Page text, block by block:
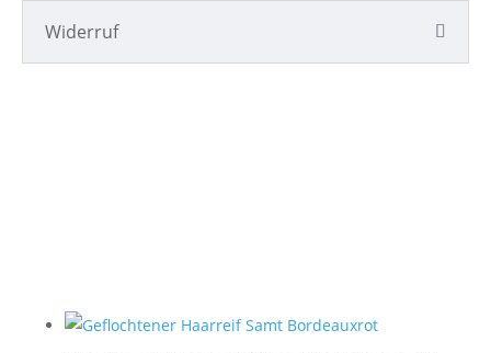
Widerruf